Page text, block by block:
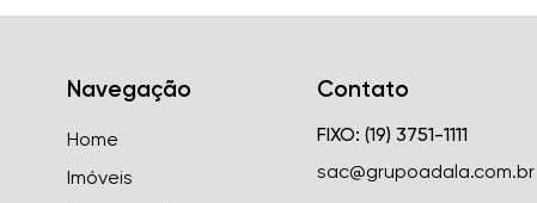
Navegação
Home
Imóveis
Contato
FIXO: (19) 3751-1111
sac@grupoadala.com.br